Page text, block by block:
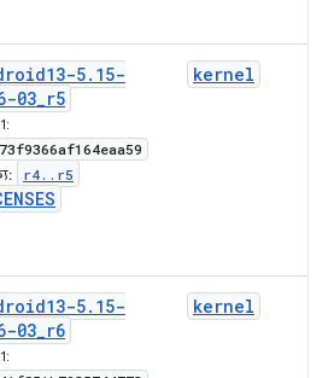
5. 15-
03_r5
r4. . r5
kernel
5. 15-
03_r6
kernel